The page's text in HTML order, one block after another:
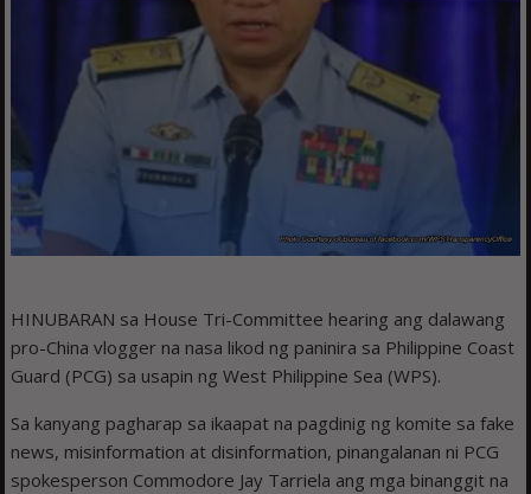
HINUBARAN sa House Tri-Committee hearing ang dalawang
pro-China vlogger na nasa likod ng paninira sa Philippine Coast
Guard (PCG) sa usapin ng West Philippine Sea (WPS).
Sa kanyang pagharap sa ikaapat na pagdinig ng komite sa fake
news, misinformation at disinformation, pinangalanan ni PCG
spokesperson Commodore Jay Tarriela ang mga binanggit na